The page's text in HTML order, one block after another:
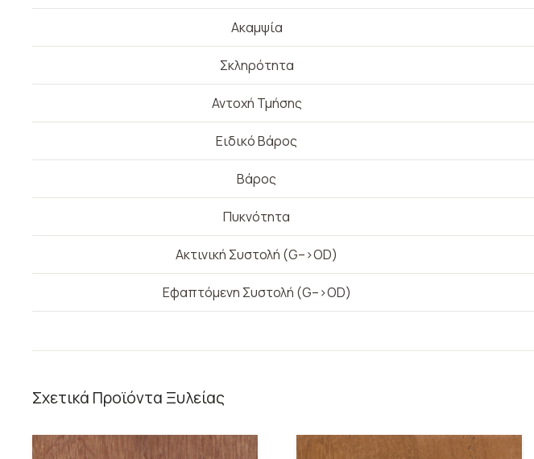
Ακαμψία
Σκληρότητα
Αντοχή Τμήσης
Ειδικό Βάρος
Βάρος
Πυκνότητα
Ακτινική Συστολή (G–>OD)
Εφαπτόμενη Συστολή (G–>OD)
Σχετικά Προϊόντα Ξυλείας